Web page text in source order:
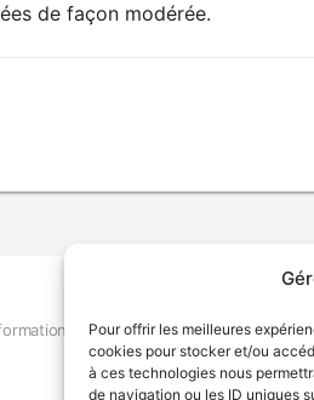
Pour offrir les meilleures
cookies pour stocker et/ou
à ces technologies nous
de navigation ou les ID uniques
de façon modérée.
Déclaration de services